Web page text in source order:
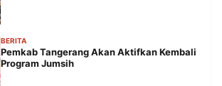
BERITA
Pemkab Tangerang Akan Aktifkan Kembali
Program Jumsih